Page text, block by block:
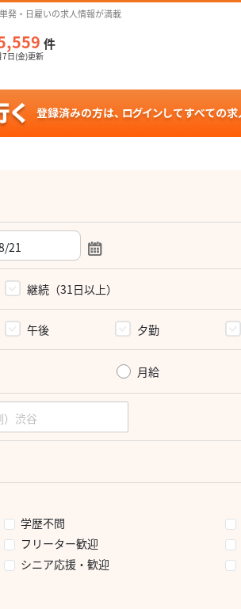
発・日雇いの求人情報が満載
件
7日(金)更新
継続（31日以上）
午後 夕勤
月給
学歴不問
フリーター歓迎
シニア応援・歓迎